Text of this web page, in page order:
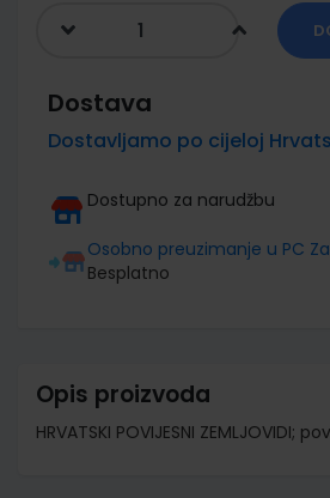
Dostava
Dostavljamo po cijeloj
Dostupno za narudžbu
Osobno preuzimanje u PC
Besplatno
Opis proizvoda
HRVATSKI POVIJESNI ZEMLJOVIDI;